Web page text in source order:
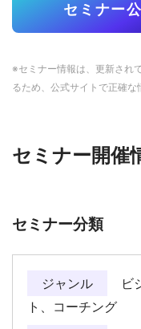
セミナー
※セミナー情報は、更新され
るため、公式サイトで正確な
セミナー開催
セミナー分類
ジャンル
ビ
ト、コーチング